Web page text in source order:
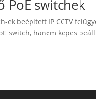
PoE switchek
ek beépített IP CCTV
switch, hanem képes